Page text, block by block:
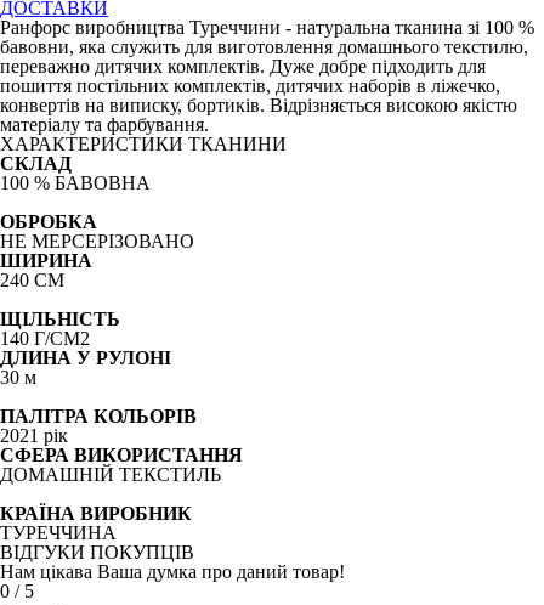
ДОСТАВКИ
Ранфорс виробництва Туреччини - натуральна тканина зі 100 %
бавовни, яка служить для виготовлення домашнього текстилю,
переважно дитячих комплектів. Дуже добре підходить для
пошиття постільних комплектів, дитячих наборів в ліжечко,
конвертів на виписку, бортиків. Відрізняється високою якістю
матеріалу та фарбування.
ХАРАКТЕРИСТИКИ ТКАНИНИ
СКЛАД
100 % БАВОВНА
ОБРОБКА
НЕ МЕРСЕРІЗОВАНО
ШИРИНА
240 СМ
ЩІЛЬНІСТЬ
140 Г/СМ2
ДЛИНА У РУЛОНІ
30 м
ПАЛІТРА КОЛЬОРІВ
2021 рік
СФЕРА ВИКОРИСТАННЯ
ДОМАШНІЙ ТЕКСТИЛЬ
КРАЇНА ВИРОБНИК
ТУРЕЧЧИНА
ВІДГУКИ ПОКУПЦІВ
Нам цікава Ваша думка про даний товар!
0 / 5